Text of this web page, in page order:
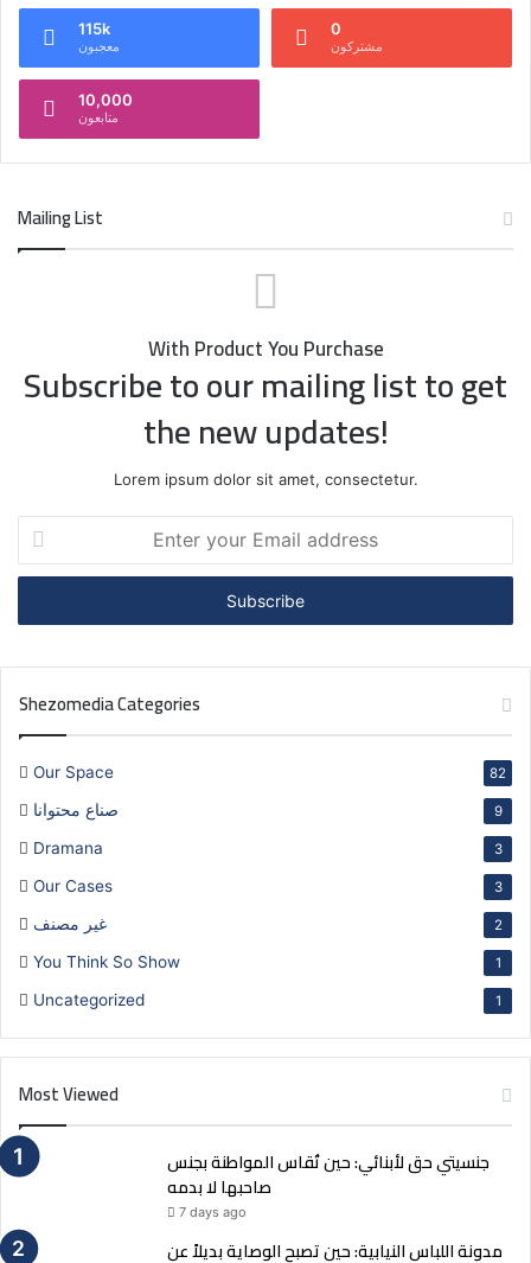
115k
معجبون
0
مشتركون
10,000
متابعون
Mailing List
With Product You Purchase
Subscribe to our mailing list to get
the new updates!
Lorem ipsum dolor sit amet, consectetur.
your
Email
Shezomedia Categories
Our Space 82
صناع محتوانا 9
Dramana 3
Our Cases 3
غير مصنف 2
You Think So Show 1
Uncategorized 1
Most Viewed
جنسيتي حق لأبنائي: حين تُقاس المواطنة بجنس
صاحبها لا بدمه
7 days ago
مدونة اللباس النيابية: حين تصبح الوصاية بديلاً عن